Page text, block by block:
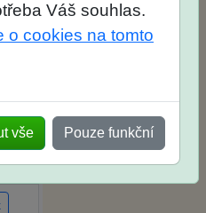
Váš souhlas.
o cookies na tomto
vše Pouze funkční